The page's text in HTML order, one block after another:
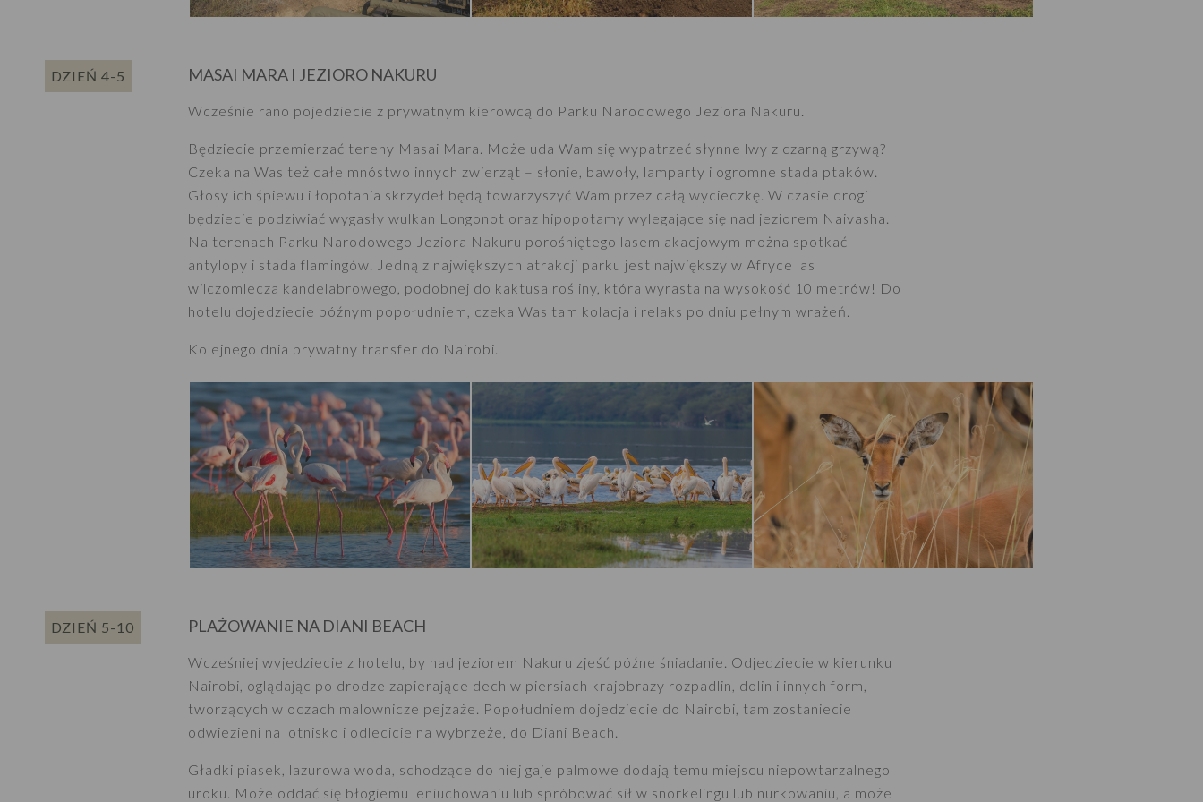
DZIEŃ 4-5 MASAI MARA I JEZIORO NAKURU
Wcześnie rano pojedziecie z prywatnym kierowcą do Parku Narodowego Jeziora Nakuru.
Będziecie przemierzać tereny Masai Mara. Może uda Wam się wypatrzeć słynne lwy z czarną grzywą?
Czeka na Was też całe mnóstwo innych zwierząt – słonie, bawoły, lamparty i ogromne stada ptaków.
Głosy ich śpiewu i łopotania skrzydeł będą towarzyszyć Wam przez całą wycieczkę. W czasie drogi
będziecie podziwiać wygasły wulkan Longonot oraz hipopotamy wylegające się nad jeziorem Naivasha.
Na terenach Parku Narodowego Jeziora Nakuru porośniętego lasem akacjowym można spotkać
antylopy i stada flamingów. Jedną z największych atrakcji parku jest największy w Afryce las
wilczomlecza kandelabrowego, podobnej do kaktusa rośliny, która wyrasta na wysokość 10 metrów! Do
hotelu dojedziecie późnym popołudniem, czeka Was tam kolacja i relaks po dniu pełnym wrażeń.
Kolejnego dnia prywatny transfer do Nairobi.
DZIEŃ 5-10 PLAŻOWANIE NA DIANI BEACH
Wcześniej wyjedziecie z hotelu, by nad jeziorem Nakuru zjeść późne śniadanie. Odjedziecie w kierunku
Nairobi, oglądając po drodze zapierające dech w piersiach krajobrazy rozpadlin, dolin i innych form,
tworzących w oczach malownicze pejzaże. Popołudniem dojedziecie do Nairobi, tam zostaniecie
odwiezieni na lotnisko i odlecicie na wybrzeże, do Diani Beach.
Gładki piasek, lazurowa woda, schodzące do niej gaje palmowe dodają temu miejscu niepowtarzalnego
uroku. Może oddać się błogiemu leniuchowaniu lub spróbować sił w snorkelingu lub nurkowaniu, a może